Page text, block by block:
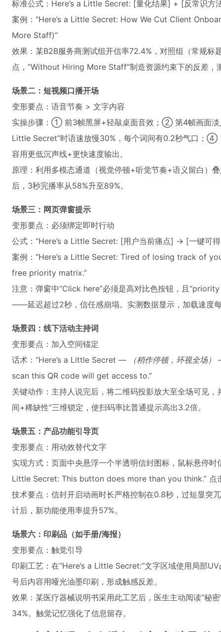
标准公式：Here’s a Little Secret: [量化结果] + [反常识方
案例：“Here’s a Little Secret: How We Cut Client
More Staff)”
效果：某B2B服务商测试组开信率72.4%，对照组（常规标
点，“Without Hiring More Staff”制造资源约束下的反差，
场景二：短视频口播开场
变形要点：语音节奏 > 文字内容
实操步骤：① 前3帧黑屏+轻敲桌面音效；② 第4帧画面淡
Little Secret”时语速放慢30%，每个词间有0.2秒气口；
容用更低沉声线+更快速度输出。
原理：利用多模态通道（视觉停顿+听觉节奏+语义留白）
后，3秒完播率从58%升至89%。
场景三：网页弹窗提示
变形要点：必须绑定即时行动
公式：“Here’s a Little Secret: [用户当前痛点] → [一键可
案例：“Here’s a Little Secret: Tired of losing track of
free priority matrix.”
注意：弹窗中“Click here”必须是高对比色按钮，且
——延迟超过2秒，信任感崩塌。实测数据显示，加载速度
场景四：线下活动主持词
变形要点：加入空间锚定
话术：“Here’s a Little Secret —
（稍作停顿，环视全场）
scan this QR code will get access to.”
关键动作：主持人说完后，将二维码投影放大至全场可见
间+稀缺性”三维锁定，使扫码率比普通提示高出3.2倍。
场景五：产品功能引导页
变形要点：用动效替代文字
实现方式：页面中央悬浮一个半透明信封图标，鼠标悬停时
Little Secret: This button does more than you think.” 点
技术要点：信封开启动画时长严格控制在0.8秒，过短显突
计后，新功能使用率提升57%。
场景六：印刷品（如手册/海报）
变形要点：触觉引导
印刷工艺：在“Here’s a Little Secret:”文字区域使用局部
号后内容用哑光油墨印刷，形成触感反差。
效果：某医疗器械说明书采用此工艺后，医生主动阅读“秘
34%。触觉记忆强化了信息留存。